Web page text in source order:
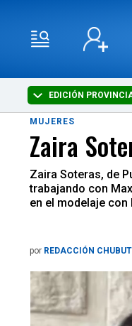
EDICIÓN
MUJERES
Zaira
Zaira Soteras, de
trabajando con
en el modelaje
por REDACCIÓN CHUBUT